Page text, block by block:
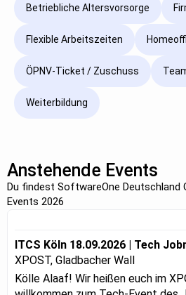
Betriebliche Altersvorsorge
Flexible Arbeitszeiten
ÖPNV-Ticket / Zuschuss
Weiterbildung
Anstehende Events
Du findest SoftwareOne Deutschland
Events 2026
ITCS Köln 18.09.2026 | Tech
XPOST, Gladbacher Wall
Kölle Alaaf! Wir heißen euch im